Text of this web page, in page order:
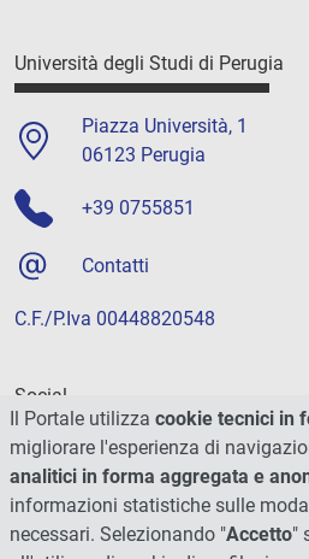
Università degli Studi di Perugia
Piazza Università, 1
06123 Perugia
+39 0755851
Contatti
C.F./P.Iva 00448820548
Social
Il Portale utilizza cookie tecnici in
migliorare l'esperienza di
analitici in forma aggregata e
informazioni statistiche sulle
necessari. Selezionando "Accetto"